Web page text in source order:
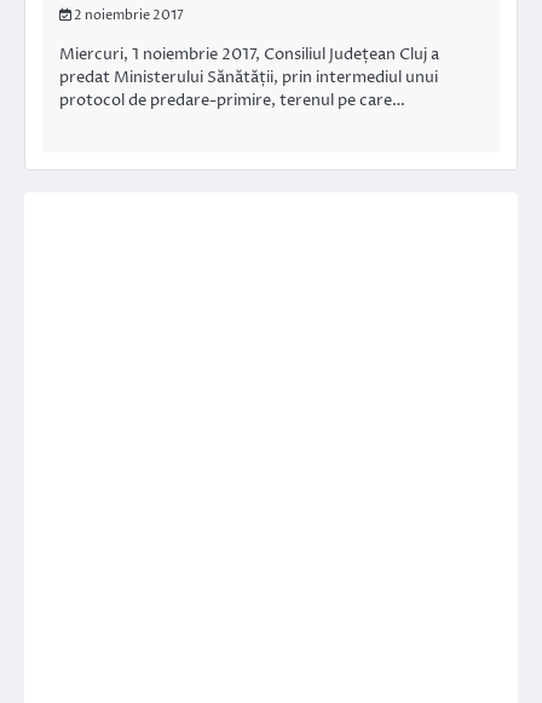
2 noiembrie 2017
Miercuri, 1 noiembrie 2017, Consiliul Județean Cluj a
predat Ministerului Sănătății, prin intermediul unui
protocol de predare-primire, terenul pe care…